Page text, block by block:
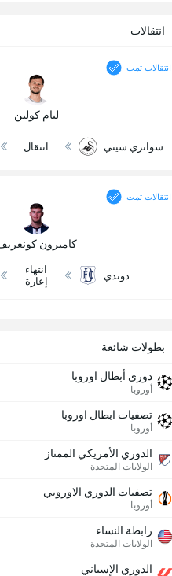
انتقالات
انتقالات تمت
ليام كولين
سوانزي سيتي انتقال
انتقالات تمت
كاميرون
دوندي
انتهاء
إعارة
بطولات شائعة
دوري أبطال اوروبا
أوروبا
تصفيات ابطال اوروبا
أوروبا
الدوري الأمريكي الممتاز
الولايات المتحدة
تصفيات الدوري الاوروبي
أوروبا
رابطة النساء
الولايات المتحدة
الدوري الإسباني